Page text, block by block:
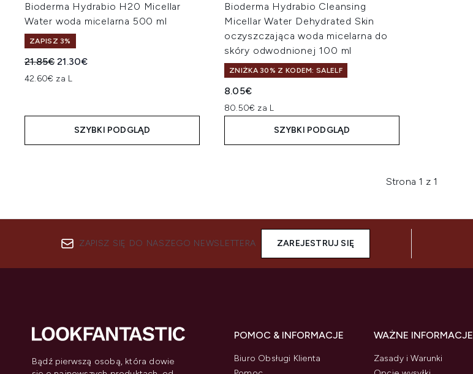
Bioderma Hydrabio H20 Micellar
Water woda micelarna 500 ml
ZAPISZ 3%
Sugerowana cena detaliczna:
21.85€Aktualna cena:
21.30€
42.60€ za L
SZYBKI PODGLĄD
Bioderma Hydrabio Cleansing
Micellar Water Dehydrated Skin
oczyszczająca woda micelarna do
skóry odwodnionej 100 ml
ZNIŻKA 30% Z KODEM: SALELF
8.05€
80.50€ za L
SZYBKI PODGLĄD
Strona 1 z 1
ZAPISZ SIĘ DO NASZEGO NEWSLETTERA ZAREJESTRUJ SIĘ
Bądź pierwszą osobą, która dowie
POMOC & INFORMACJE
Biuro Obsługi Klienta
WAŻNE INFORMACJE
Zasady i Warunki